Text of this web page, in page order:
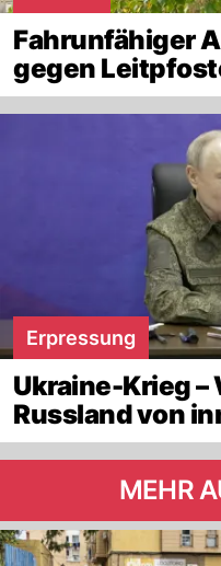
Fahrunfähiger
gegen
Erpressung
Ukraine-Krieg
Russland von
MEHR